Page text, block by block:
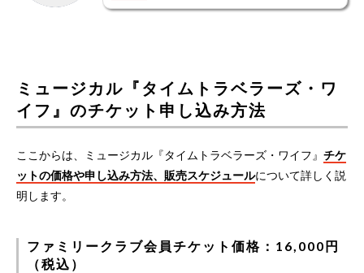
ミュージカル『タイムトラベラーズ・ワ
イフ』のチケット申し込み方法
ここからは、ミュージカル『タイムトラベラーズ・ワイフ』 チケ
ットの価格や申し込み方法、販売スケジュールについて詳しく説
明します。
ファミリークラブ会員チケット価格：16,000円
（税込）